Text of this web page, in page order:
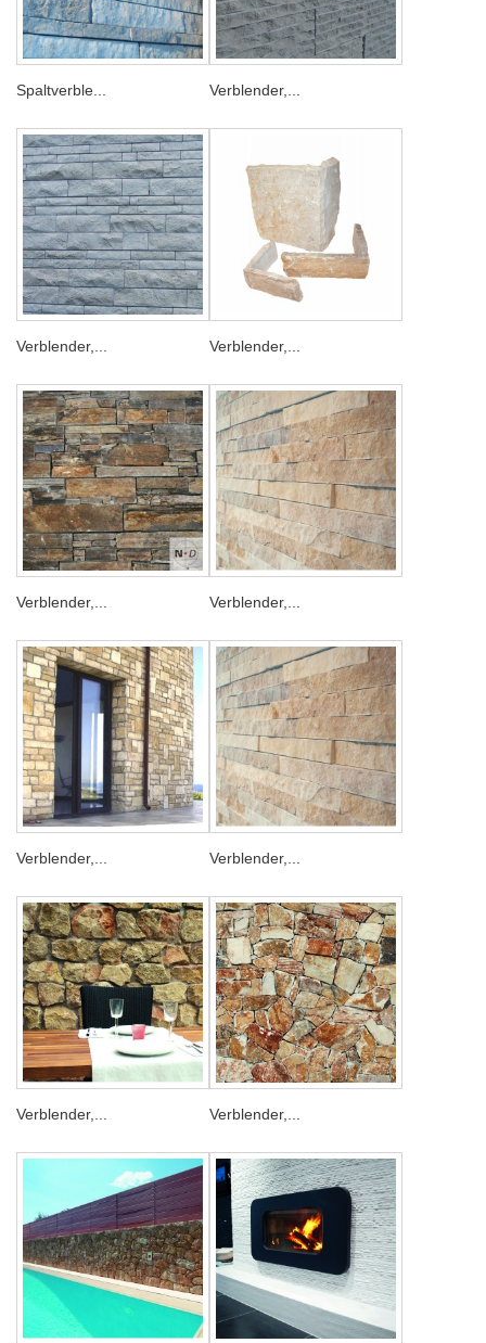
Spaltverble... Verblender,...
Verblender,... Verblender,...
Verblender,... Verblender,...
Verblender,... Verblender,...
Verblender,... Verblender,...